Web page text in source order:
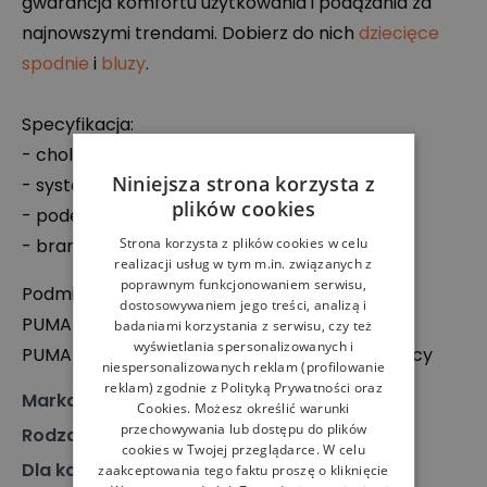
najnowszymi trendami. Dobierz do nich dziecięce
spodnie i bluzy.
Specyfikacja:
- cholewka z materiałów syntetycznych
- system zapinania na podwójny rzep
- podeszwa środkowa z piankiEVA
- branding producenta
Podmiot odpowiedzialny:
PUMA
PUMA Way 1, DE-91074 Herzogenaurach, Niemcy
Marka
Puma
Rodzaj
Obuwie, Sneakersy
Dla kogo: Dla dziecka
Niniejsza strona korzysta z
plików cookies
Strona korzysta z plików cookies w celu
realizacji usług w tym m.in. związanych z
poprawnym funkcjonowaniem serwisu,
dostosowywaniem jego treści, analizą i
badaniami korzystania z serwisu, czy też
wyświetlania spersonalizowanych i
niespersonalizowanych reklam (profilowanie
reklam) zgodnie z Polityką Prywatności oraz
Cookies. Możesz określić warunki
przechowywania lub dostępu do plików
cookies w Twojej przeglądarce. W celu
zaakceptowania tego faktu proszę o kliknięcie